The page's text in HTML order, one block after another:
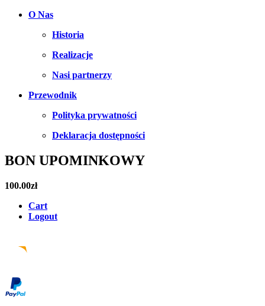
O Nas
Historia
Realizacje
Nasi partnerzy
Przewodnik
Polityka prywatności
Deklaracja dostępności
BON UPOMINKOWY
100.00zł
Cart
Logout